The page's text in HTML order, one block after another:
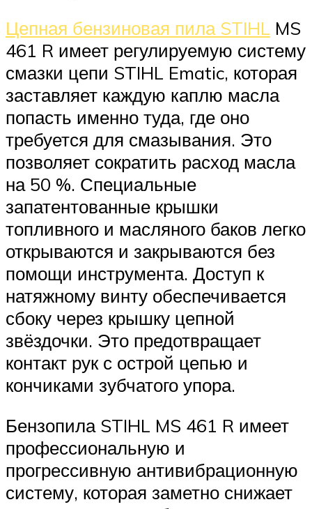
Цепная бензиновая пила STIHL MS
461 R имеет регулируемую систему
смазки цепи STIHL Ematic, которая
заставляет каждую каплю масла
попасть именно туда, где оно
требуется для смазывания. Это
позволяет сократить расход масла
на 50 %. Специальные
запатентованные крышки
топливного и масляного баков легко
открываются и закрываются без
помощи инструмента. Доступ к
натяжному винту обеспечивается
сбоку через крышку цепной
звёздочки. Это предотвращает
контакт рук с острой цепью и
кончиками зубчатого упора.
Бензопила STIHL MS 461 R имеет
профессиональную и
прогрессивную антивибрационную
систему, которая заметно снижает